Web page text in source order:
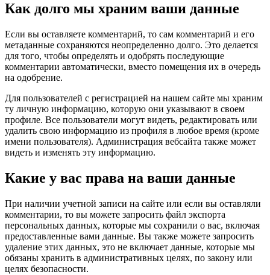
Как долго мы храним ваши данные
Если вы оставляете комментарий, то сам комментарий и его
метаданные сохраняются неопределенно долго. Это делается
для того, чтобы определять и одобрять последующие
комментарии автоматически, вместо помещения их в очередь
на одобрение.
Для пользователей с регистрацией на нашем сайте мы храним
ту личную информацию, которую они указывают в своем
профиле. Все пользователи могут видеть, редактировать или
удалить свою информацию из профиля в любое время (кроме
имени пользователя). Администрация вебсайта также может
видеть и изменять эту информацию.
Какие у вас права на ваши данные
При наличии учетной записи на сайте или если вы оставляли
комментарии, то вы можете запросить файл экспорта
персональных данных, которые мы сохранили о вас, включая
предоставленные вами данные. Вы также можете запросить
удаление этих данных, это не включает данные, которые мы
обязаны хранить в административных целях, по закону или
целях безопасности.